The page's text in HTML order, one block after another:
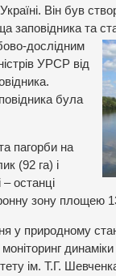
Він був
та
дослідним
УРСР від
була
пагорби на
(92 га) і
останці
зону площею
у природному
ім. Т.Г.